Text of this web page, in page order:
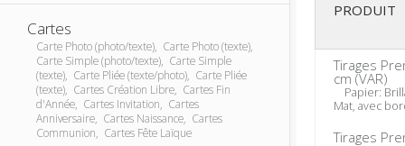
Cartes
Carte Photo (photo/texte), Carte Photo (texte),
Carte Simple (photo/texte), Carte Simple
(texte), Carte Pliée (texte/photo), Carte Pliée
(texte), Cartes Création Libre, Cartes Fin
d'Année, Cartes Invitation, Cartes
Anniversaire, Cartes Naissance, Cartes
Communion, Cartes Fête Laïque
PRODUIT
Tirages
cm (VAR)
Papier:
Mat, avec
Tirages